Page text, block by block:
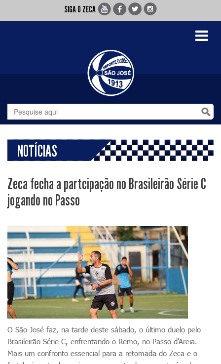
SIGA O ZECA
Toggle
NOTÍCIAS
Zeca fecha a partcipação no Brasileirão Série C
jogando no Passo
O São José faz, na tarde deste sábado, o último duelo pelo
Brasileirão Série C, enfrentando o Remo, no Passo d'Areia.
Mais um confronto essencial para a retomada do Zeca e o